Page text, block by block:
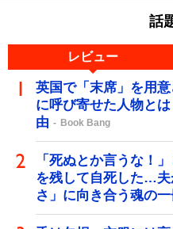
話
レビュー
英国で「末席」を用
に呼び寄せた人物と
由
Book Bang
「死ぬとか言うな！
を残して自死した…
さ」に向き合う魂の